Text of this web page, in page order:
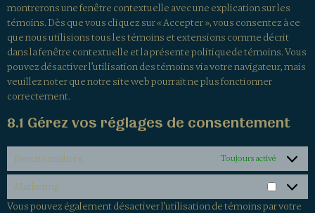
montrerons une fenêtre contextuelle avec une explication sur les
témoins. Dès que vous cliquez sur « Accepter », vous consentez à ce
que nous utilisions tous les témoins et extensions comme décrit
dans la fenêtre contextuelle et la présente politiquede témoins. Vous
pouvez désactiver l’utilisation des témoins via votre navigateur, mais
veuillez noter que notre site web pourrait ne plus fonctionner
correctement.
8.1 Gérez vos réglages de consentement
Fonctionnalités Toujours activé
Marketing
Vous pouvez également désactiver l’utilisation de témoins par votre